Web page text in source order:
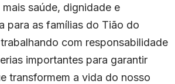
saúde, dignidade e
para as famílias do Tião do
com responsabilidade
importantes para garantir
transformem a vida do nosso